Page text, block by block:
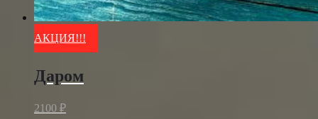
АКЦИЯ!!!
Даром
2100 ₽